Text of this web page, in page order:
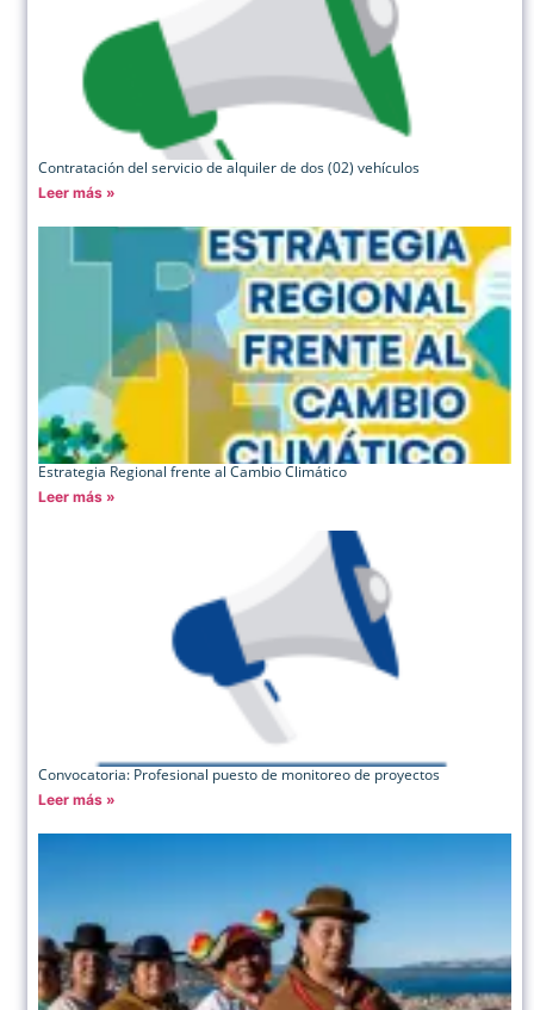
Contratación del servicio de alquiler de dos (02) vehículos
Leer más »
Estrategia Regional frente al Cambio Climático
Leer más »
Convocatoria: Profesional puesto de monitoreo de proyectos
Leer más »